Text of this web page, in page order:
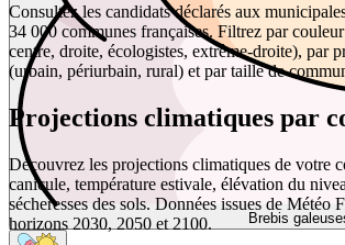
Brebis
Consultez les candidats déclarés aux
34 000 communes françaises. Filtrez par
centre, droite, écologistes, extrême-droite), par
(urbain, périurbain, rural) et par taille de
Projections climatiques par
Découvrez les projections climatiques de votre
canicule, température estivale, élévation du
sécheresses des sols. Données issues de Météo
horizons 2030, 2050 et 2100.